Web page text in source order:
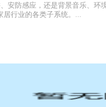
安防感应，还是背景音乐、环
居行业的各类子系统。...